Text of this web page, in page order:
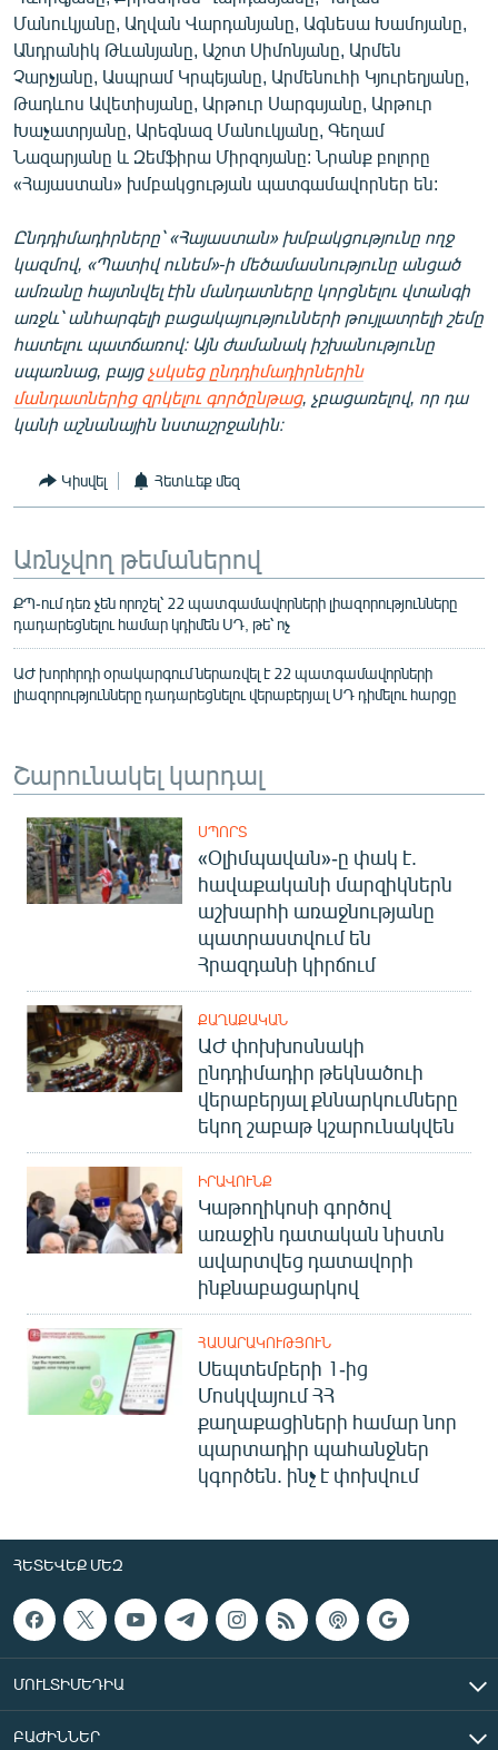
«Ազատության» բոլոր կայքերը
Մանուկյանը, Աղվան Վարդանյանը, Ագնեսա Խամոյանը,
Անդրանիկ Թևանյանը, Աշոտ Սիմոնյանը, Արմեն
Չարչյանը, Ասպրամ Կրպեյանը, Արմենուհի Կյուրեղյանը,
Թադևոս Ավետիսյանը, Արթուր Սարգսյանը, Արթուր
Խաչատրյանը, Արեգնազ Մանուկյանը, Գեղամ
Նազարյանը և Զեմֆիրա Միրզոյանը: Նրանք բոլորը
«Հայաստան» խմբակցության պատգամավորներ են:
Ընդդիմադիրները՝ «Հայաստան» խմբակցությունը ողջ
կազմով, «Պատիվ ունեմ»-ի մեծամասնությունը անցած
ամռանը հայտնվել էին մանդատները կորցնելու վտանգի
առջև՝ անհարգելի բացակայությունների թույլատրելի շեմը
հատելու պատճառով։ Այն ժամանակ իշխանությունը
սպառնաց, բայց չսկսեց ընդդիմադիրներին
մանդատներից զրկելու գործընթաց, չբացառելով, որ դա
կանի աշնանային նստաշրջանին։
Կիսվել Հետևեք մեզ
Առնչվող թեմաներով
ՔՊ-ում դեռ չեն որոշել՝ 22 պատգամավորների լիազորությունները
դադարեցնելու համար կդիմեն ՍԴ, թե՝ ոչ
ԱԺ խորհրդի օրակարգում ներառվել է 22 պատգամավորների
լիազորությունները դադարեցնելու վերաբերյալ ՍԴ դիմելու հարցը
Շարունակել կարդալ
ՍՊՈՐՏ
«Օլիմպավան»-ը փակ է.
հավաքականի մարզիկներն
աշխարհի առաջնությանը
պատրաստվում են
Հրազդանի կիրճում
ՔԱՂԱՔԱԿԱՆ
ԱԺ փոխխոսնակի
ընդդիմադիր թեկնածուի
վերաբերյալ քննարկումները
եկող շաբաթ կշարունակվեն
ԻՐԱՎՈՒՆՔ
Կաթողիկոսի գործով
առաջին դատական նիստն
ավարտվեց դատավորի
ինքնաբացարկով
ՀԱՍԱՐԱԿՈՒԹՅՈՒՆ
Սեպտեմբերի 1-ից
Մոսկվայում ՀՀ
քաղաքացիների համար նոր
պարտադիր պահանջներ
կգործեն. ինչ է փոխվում
ՀԵՏԵՎԵՔ ՄԵԶ
ՄՈՒԼՏԻՄԵԴԻԱ
ԲԱԺԻՆՆԵՐ